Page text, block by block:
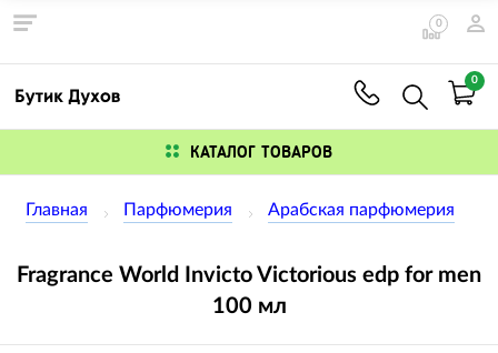
0
0
КАТАЛОГ ТОВАРОВ
Главная Парфюмерия Арабская парфюмерия
Fragrance World Invicto Victorious edp for men
100 мл